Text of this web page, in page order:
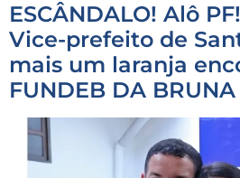
ESCÂNDALO! Alô
Vice-prefeito de
mais um laranja
FUNDEB DA BRUNA